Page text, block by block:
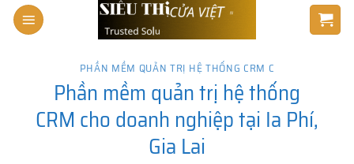
Skip
PHẦN MỀM QUẢN TRỊ HỆ THỐNG CRM C
Phần mềm quản trị hệ thống
CRM cho doanh nghiệp tại Ia Phí,
Gia Lai